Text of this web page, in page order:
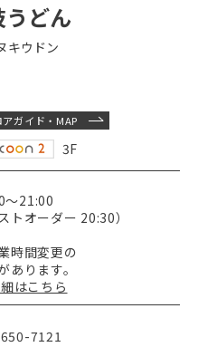
どん
キウドン
アガイド・MAP
3F
～21:00
ストオーダー 20:30）
時間変更の
あります。
はこちら
7121